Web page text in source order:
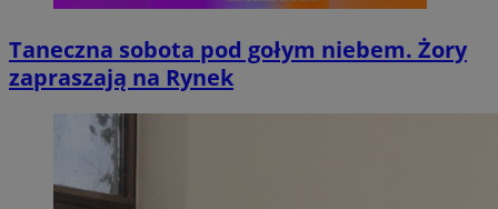
Taneczna sobota pod gołym niebem. Żory
zapraszają na Rynek